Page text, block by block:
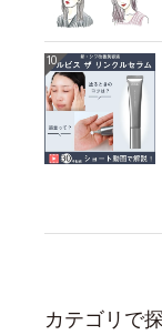
カテゴリで